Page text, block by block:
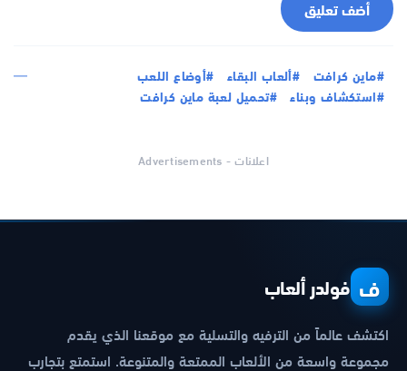
أضف تعليق
#ماين كرافت #ألعاب البقاء
#أوضاع اللعب
#استكشاف وبناء
#تحميل لعبة ماين كرافت
اعلانات - Advertisements
ف فولدر ألعاب
اكتشف عالماً من الترفيه والتسلية مع موقعنا الذي يقدم
مجموعة واسعة من الألعاب الممتعة والمتنوعة. استمتع بتجارب